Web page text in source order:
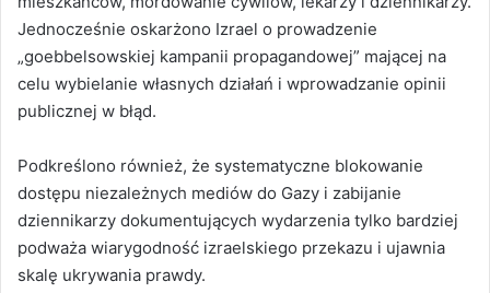
Jednocześnie oskarżono Izrael o prowadzenie
„goebbelsowskiej kampanii propagandowej” mającej na
celu wybielanie własnych działań i wprowadzanie opinii
publicznej w błąd.
Podkreślono również, że systematyczne blokowanie
dostępu niezależnych mediów do Gazy i zabijanie
dziennikarzy dokumentujących wydarzenia tylko bardziej
podważa wiarygodność izraelskiego przekazu i ujawnia
skalę ukrywania prawdy.